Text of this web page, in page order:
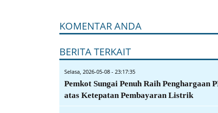
KOMENTAR ANDA
BERITA TERKAIT
Selasa, 2026-05-08 - 23:17:35
Pemkot Sungai Penuh Raih Penghargaan
atas Ketepatan Pembayaran Listrik